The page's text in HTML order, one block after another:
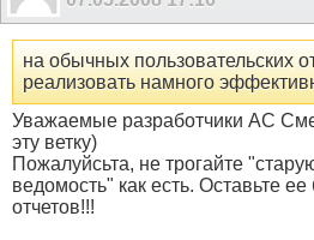
на обычных пользовательских
реализовать намного
Уважаемые разработчики АС
эту ветку)
Пожалуйсьта, не трогайте
ведомость" как есть. Оставьте ее
отчетов!!!